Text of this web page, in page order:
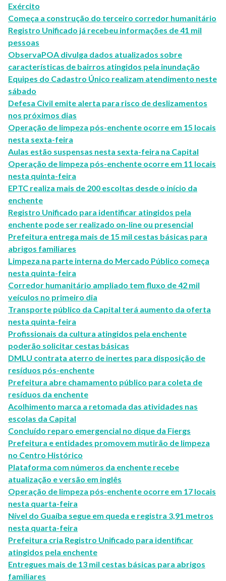
Exército
Começa a construção do terceiro corredor humanitário
Registro Unificado já recebeu informações de 41 mil
pessoas
ObservaPOA divulga dados atualizados sobre
características de bairros atingidos pela inundação
Equipes do Cadastro Único realizam atendimento neste
sábado
Defesa Civil emite alerta para risco de deslizamentos
nos próximos dias
Operação de limpeza pós-enchente ocorre em 15 locais
nesta sexta-feira
Aulas estão suspensas nesta sexta-feira na Capital
Operação de limpeza pós-enchente ocorre em 11 locais
nesta quinta-feira
EPTC realiza mais de 200 escoltas desde o início da
enchente
Registro Unificado para identificar atingidos pela
enchente pode ser realizado on-line ou presencial
Prefeitura entrega mais de 15 mil cestas básicas para
abrigos familiares
Limpeza na parte interna do Mercado Público começa
nesta quinta-feira
Corredor humanitário ampliado tem fluxo de 42 mil
veículos no primeiro dia
Transporte público da Capital terá aumento da oferta
nesta quinta-feira
​​​​​​​Profissionais da cultura atingidos pela enchente
poderão solicitar cestas básicas
DMLU contrata aterro de inertes para disposição de
resíduos pós-enchente
Prefeitura abre chamamento público para coleta de
resíduos da enchente
Acolhimento marca a retomada das atividades nas
escolas da Capital
Concluído reparo emergencial no dique da Fiergs
Prefeitura e entidades promovem mutirão de limpeza
no Centro Histórico
Plataforma com números da enchente recebe
atualização e versão em inglês
Operação de limpeza pós-enchente ocorre em 17 locais
nesta quarta-feira
Nível do Guaíba segue em queda e registra 3,91 metros
nesta quarta-feira
Prefeitura cria Registro Unificado para identificar
atingidos pela enchente
Entregues mais de 13 mil cestas básicas para abrigos
familiares